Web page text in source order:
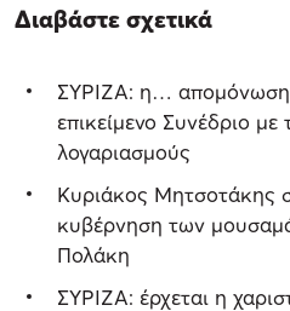
Διαβάστε σχετικά
ΣΥΡΙΖΑ: η… απομόνωση
επικείμενο Συνέδριο με
λογαριασμούς
Κυριάκος Μητσοτάκης
κυβέρνηση των
Πολάκη
ΣΥΡΙΖΑ: έρχεται η